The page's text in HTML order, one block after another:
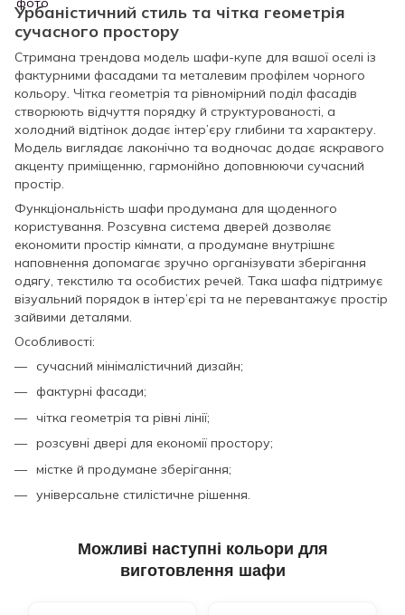
Урбаністичний стиль та чітка геометрія
сучасного простору
Стримана трендова модель шафи-купе для вашої оселі із
фактурними фасадами та металевим профілем чорного
кольору. Чітка геометрія та рівномірний поділ фасадів
створюють відчуття порядку й структурованості, а
холодний відтінок додає інтер’єру глибини та характеру.
Модель виглядає лаконічно та водночас додає яскравого
акценту приміщенню, гармонійно доповнюючи сучасний
простір.
Функціональність шафи продумана для щоденного
користування. Розсувна система дверей дозволяє
економити простір кімнати, а продумане внутрішнє
наповнення допомагає зручно організувати зберігання
одягу, текстилю та особистих речей. Така шафа підтримує
візуальний порядок в інтер’єрі та не перевантажує простір
зайвими деталями.
Особливості:
сучасний мінімалістичний дизайн;
фактурні фасади;
чітка геометрія та рівні лінії;
розсувні двері для економії простору;
містке й продумане зберігання;
універсальне стилістичне рішення.
Можливі наступні кольори для
виготовлення шафи